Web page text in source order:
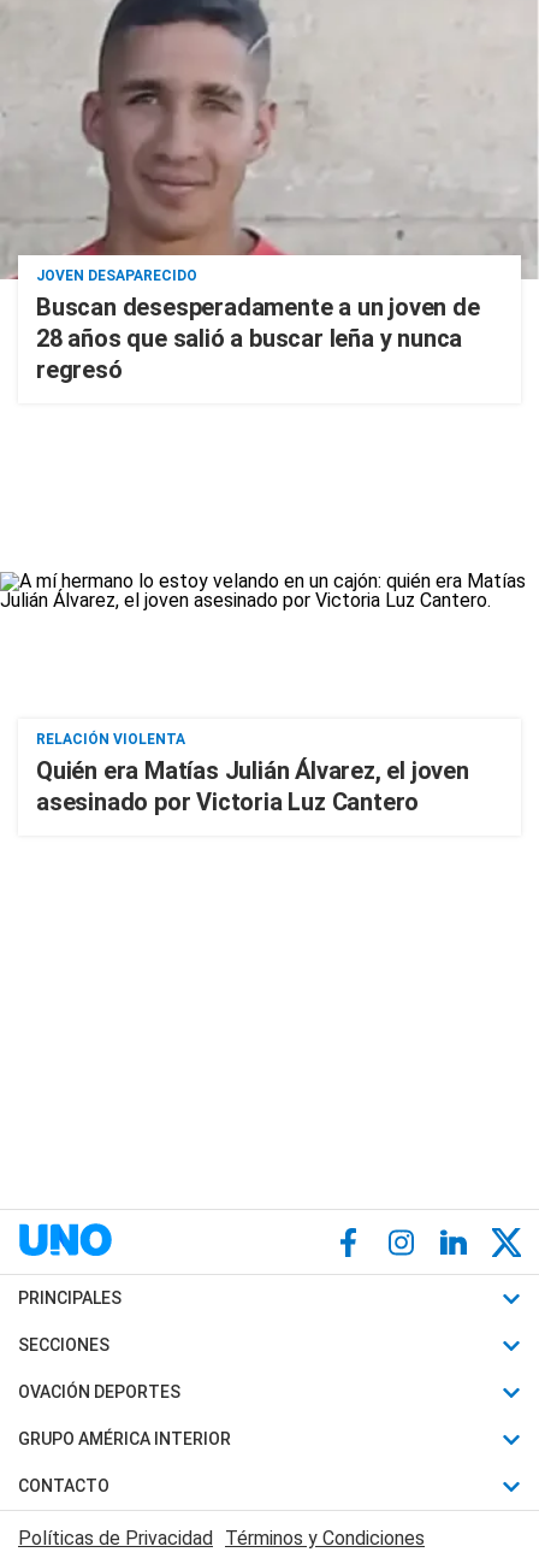
JOVEN DESAPARECIDO
Buscan desesperadamente a un joven de
28 años que salió a buscar leña y nunca
regresó
RELACIÓN VIOLENTA
Quién era Matías Julián Álvarez, el joven
asesinado por Victoria Luz Cantero
PRINCIPALES
Últimas Noticias
Política
Judiciales
Economia
SECCIONES
Horóscopo
Motores
Trucos caseros
Series y Películas
OVACIÓN DEPORTES
Fútbol
Mundial
Automovilismo
Rugby
GRUPO AMÉRICA INTERIOR
Canal 7 en Vivo
CONTACTO
Acerca de Nosotros
Políticas de Privacidad Términos y Condiciones